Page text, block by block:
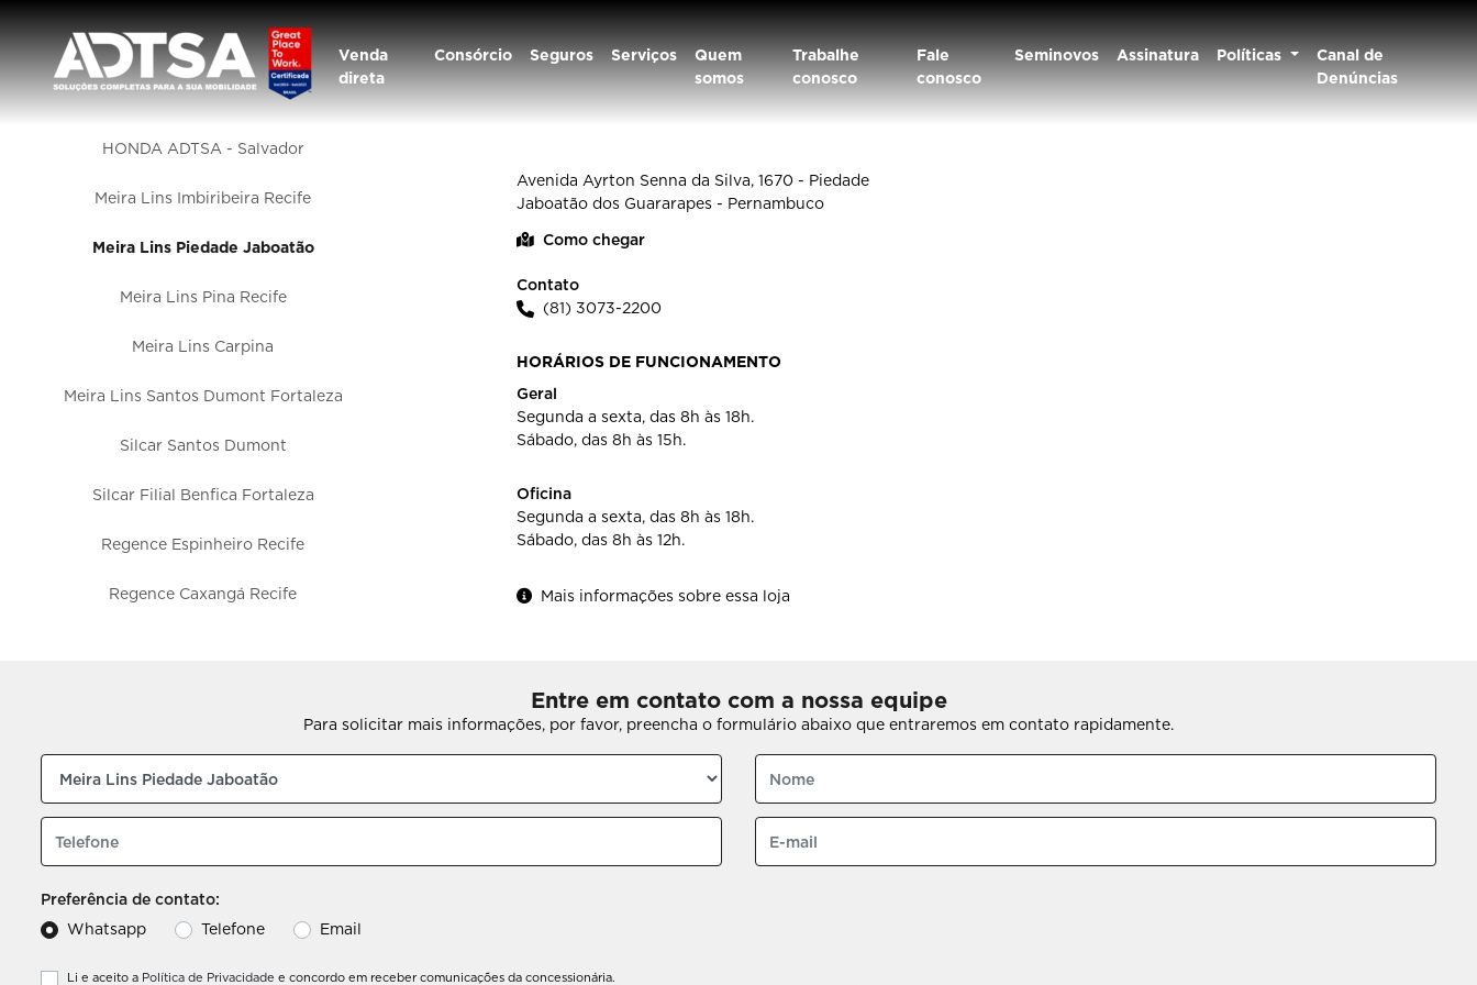
Venda
direta
Consórcio Seguros Serviços
Quem
somos
Trabalhe
conosco
Fale
conosco
Seminovos Assinatura Políticas
Canal de
Denúncias
HONDA ADTSA - Salvador
Meira Lins Imbiribeira Recife
Meira Lins Piedade Jaboatão
Meira Lins Pina Recife
Meira Lins Carpina
Meira Lins Santos Dumont Fortaleza
Silcar Santos Dumont
Silcar Filial Benfica Fortaleza
Regence Espinheiro Recife
Regence Caxangá Recife
Omoda Jaecoo ADTSA
Peugeot Pigalle Afogados Recife
Avenida Ayrton Senna da Silva, 1670 - Piedade
Jaboatão dos Guararapes - Pernambuco
Como chegar
Contato
(81) 3073-2200
HORÁRIOS DE FUNCIONAMENTO
Geral
Segunda a sexta, das 8h às 18h.
Sábado, das 8h às 15h.
Oficina
Segunda a sexta, das 8h às 18h.
Sábado, das 8h às 12h.
Mais informações sobre essa loja
Entre em contato com a nossa equipe
Para solicitar mais informações, por favor, preencha o formulário abaixo que entraremos em contato rapidamente.
Preferência de contato:
Whatsapp
Telefone Email
Li e aceito a Política de Privacidade e concordo em receber comunicações da concessionária.